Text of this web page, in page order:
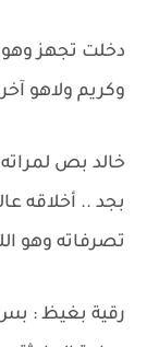
دخلت تجهز
وكريم ولاهو
خالد بص
بجد .. أخلاقه
تصرفاته وهو
رقية بغيظ :